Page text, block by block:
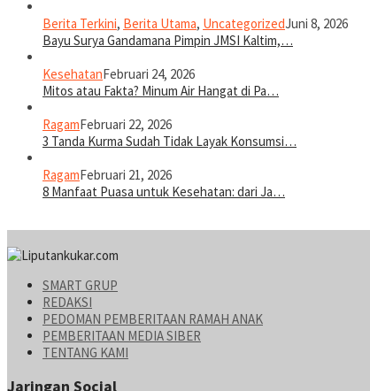
Berita Terkini, Berita Utama, UncategorizedJuni 8, 2026
Bayu Surya Gandamana Pimpin JMSI Kaltim,…
KesehatanFebruari 24, 2026
Mitos atau Fakta? Minum Air Hangat di Pa…
RagamFebruari 22, 2026
3 Tanda Kurma Sudah Tidak Layak Konsumsi…
RagamFebruari 21, 2026
8 Manfaat Puasa untuk Kesehatan: dari Ja…
SMART GRUP
REDAKSI
PEDOMAN PEMBERITAAN RAMAH ANAK
PEMBERITAAN MEDIA SIBER
TENTANG KAMI
Jaringan Social